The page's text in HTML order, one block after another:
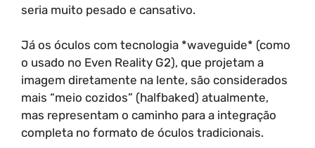
seria muito pesado e cansativo.
Já os óculos com tecnologia *waveguide* (como
o usado no Even Reality G2), que projetam a
imagem diretamente na lente, são considerados
mais “meio cozidos” (halfbaked) atualmente,
mas representam o caminho para a integração
completa no formato de óculos tradicionais.